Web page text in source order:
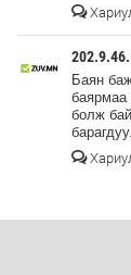
Баян
болж